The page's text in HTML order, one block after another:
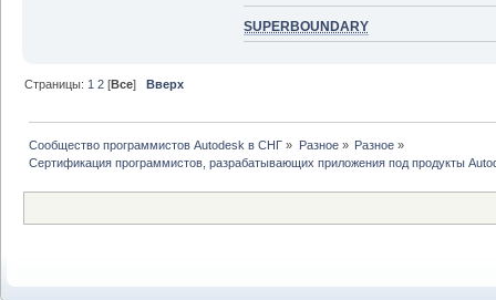
SUPERBOUNDARY
Страницы: 1 2 [Все]Вверх
Сообщество программистов Autodesk в СНГ » Разное» Разное»
Сертификация программистов, разрабатывающих приложения под продукты